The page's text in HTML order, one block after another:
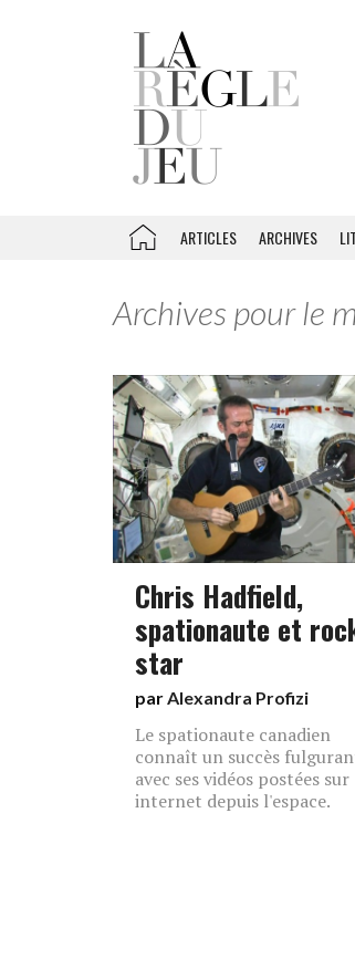
ARTICLES ARCHIVES
Archives pour le
Chris Hadfield,
spationaute et
star
parAlexandra Profizi
Le spationaute canadien
connaît un succès
avec ses vidéos postées sur
internet depuis l'espace.